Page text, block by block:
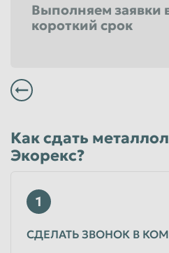
Выполняем заявки
короткий срок
Как сдать
Экорекс?
1
СДЕЛАТЬ ЗВОНОК В